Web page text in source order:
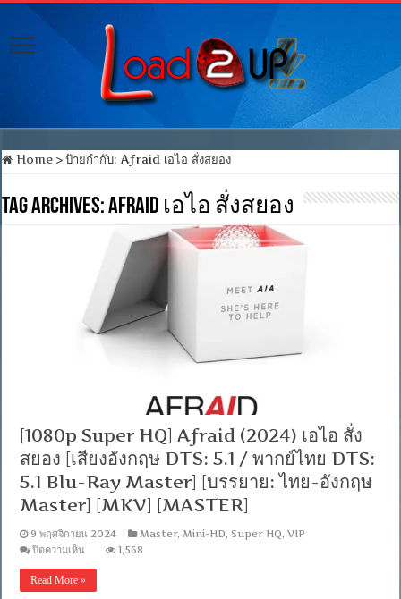
Home > ป้ายกำกับ:Afraid เอไอ สั่งสยอง
Tag Archives:Afraid เอไอ สั่งสยอง
[1080p Super HQ] Afraid (2024) เอไอ สั่ง
สยอง [เสียงอังกฤษ DTS: 5.1 / พากย์ไทย DTS:
5.1 Blu-Ray Master] [บรรยาย: ไทย-อังกฤษ
Master] [MKV] [MASTER]
9 พฤศจิกายน 2024 Master, Mini-HD,Super HQ,VIP
ปิดความเห็น
HQ]
1,568
Read More »